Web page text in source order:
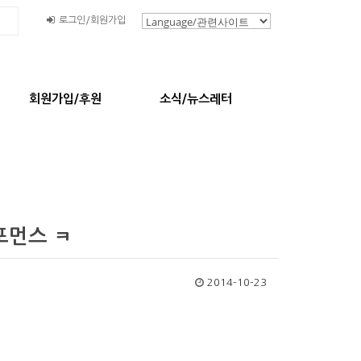
로그인/회원가입
회원가입/후원 소식/뉴스레터
먼스 ㅋ
2014-10-23